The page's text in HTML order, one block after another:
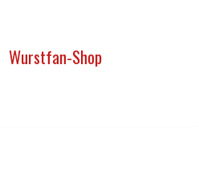
Wurst­fan-Shop